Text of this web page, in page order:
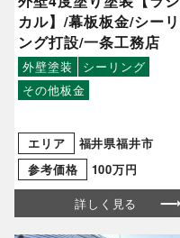
カル】/幕板板金/シーリ
ング打設/一条工務店
外壁塗装
シーリング
その他板金
エリア
福井県福井市
参考価格
100万円
詳しく見る